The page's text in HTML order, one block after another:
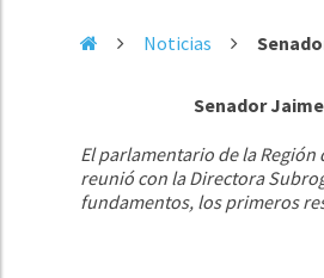
Noticias
Senador
El parlamentario de la Región
reunió con la Directora
fundamentos, los primeros